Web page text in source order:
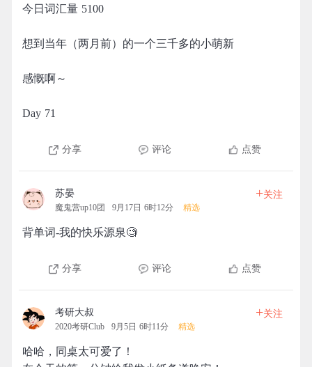
今日词汇量 5100
想到当年（两月前）的一个三千多的小萌新
感慨啊～
Day 71
分享 评论 点赞
苏晏
魔鬼营up10团 9月17日 6时12分 精选
+关注
背单词-我的快乐源泉🧐
分享 评论 点赞
考研大叔
2020考研Club 9月5日 6时11分 精选
+关注
哈哈，同桌太可爱了！